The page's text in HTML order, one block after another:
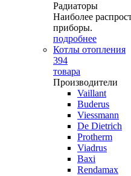
Радиаторы
Наиболее
приборы.
подробнее
Котлы отопления
394
товара
Производители
Vaillant
Buderus
Viessmann
De Dietrich
Protherm
Viadrus
Baxi
Rendamax